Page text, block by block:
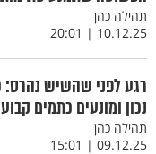
תהילה כהן
10.12.25 | 20:01
רגע לפני שהשיש נהרס:
נכון ומונעים כתמים
תהילה כהן
09.12.25 | 15:01